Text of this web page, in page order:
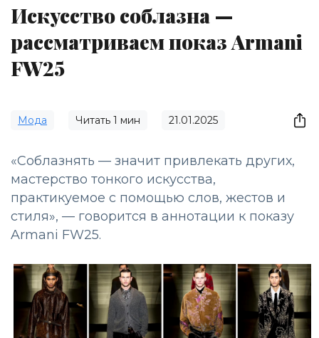
Искусство соблазна —
рассматриваем показ Armani
FW25
Мода Читать 1 мин 21.01.2025
«Соблазнять — значит привлекать других,
мастерство тонкого искусства,
практикуемое с помощью слов, жестов и
стиля», — говорится в аннотации к показу
Armani FW25.